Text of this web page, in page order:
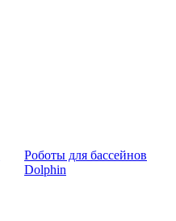
Роботы для бассейнов
Dolphin